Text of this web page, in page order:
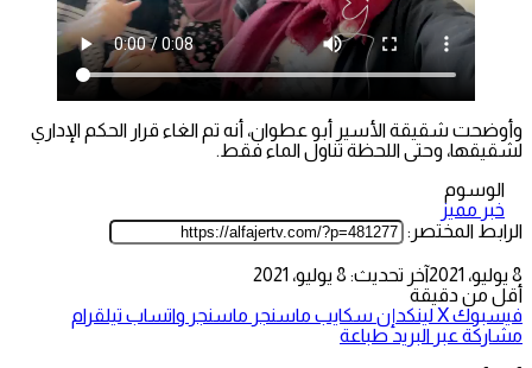
وأوضحت شقيقة الأسير أبو عطوان، أنه تم الغاء قرار الحكم الإداري
لشقيقها، وحتى اللحظة تناول الماء فقط.
الوسوم
خبر مميز
الرابط المختصر:
8 يوليو، 2021
آخر تحديث: 8 يوليو، 2021
أقل من دقيقة
فيسبوك‫Xلينكدإن سكايب ماسنجر ماسنجر واتساب تيلقرام
مشاركة عبر البريد طباعة